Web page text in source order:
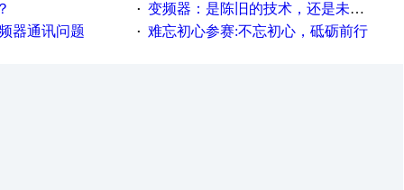
· 变频器：是陈旧的技术，还是未来的幕后英雄？
器通讯问题
· 难忘初心参赛:不忘初心，砥砺前行